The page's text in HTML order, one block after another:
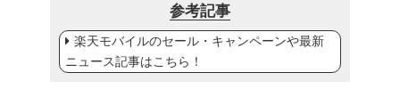
参考記事
楽天モバイルのセール・キャンペーンや最新
ニュース記事はこちら！